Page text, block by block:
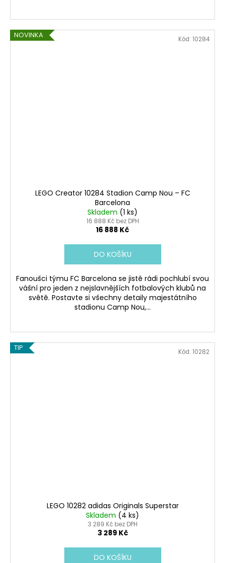
NOVINKA
LEGO Creator 10284 Stadion Camp Nou – FC
Barcelona
Skladem (1 ks)
16 888 Kč bez DPH
16 888 Kč
DO KOŠÍKU
Fanoušci týmu FC Barcelona se jistě rádi pochlubí svou
vášní pro jeden z nejslavnějších fotbalových klubů na
světě. Postavte si všechny detaily majestátního
stadionu Camp Nou,...
Kód: 10284
TIP
LEGO 10282 adidas Originals Superstar
Skladem (4 ks)
3 289 Kč bez DPH
3 289 Kč
DO KOŠÍKU
Kód: 10282